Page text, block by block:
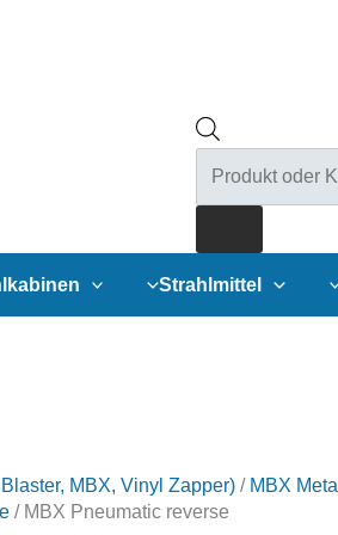
search
Strahlmittel
MBX, Vinyl Zapper) / MBX Metal
/ MBX Pneumatic reverse